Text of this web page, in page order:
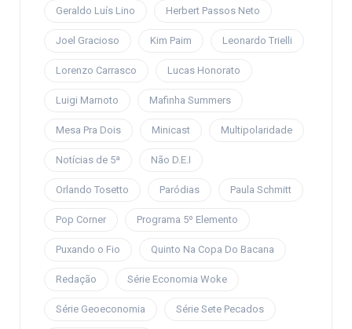
Geraldo Luís Lino Herbert Passos Neto
Joel Gracioso Kim Paim Leonardo Trielli
Lorenzo Carrasco Lucas Honorato
Luigi Marnoto Mafinha Summers
Mesa Pra Dois Minicast Multipolaridade
Notícias de 5ª Não D.E.I
Orlando Tosetto Paródias Paula Schmitt
Pop Corner Programa 5º Elemento
Puxando o Fio Quinto Na Copa Do Bacana
Redação Série Economia Woke
Série Geoeconomia Série Sete Pecados